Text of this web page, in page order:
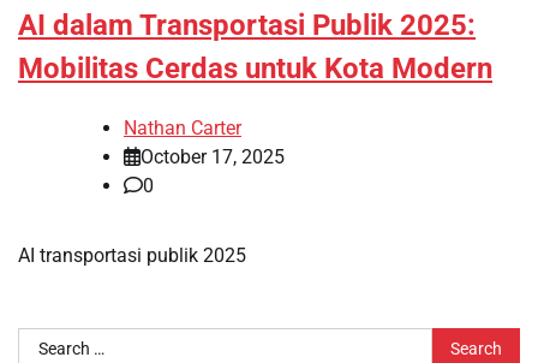
AI dalam Transportasi Publik 2025:
Mobilitas Cerdas untuk Kota Modern
Nathan Carter
October 17, 2025
0
AI transportasi publik 2025
Search